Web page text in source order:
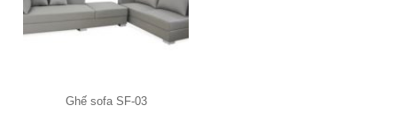
Ghế sofa SF-03